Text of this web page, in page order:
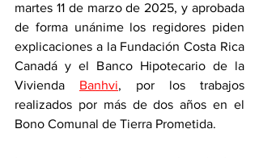
martes 11 de marzo de 2025, y aprobada
de forma unánime los regidores piden
explicaciones a la Fundación Costa Rica
Canadá y el Banco Hipotecario de la
Vivienda Banhvi, por los trabajos
realizados por más de dos años en el
Bono Comunal de Tierra Prometida.